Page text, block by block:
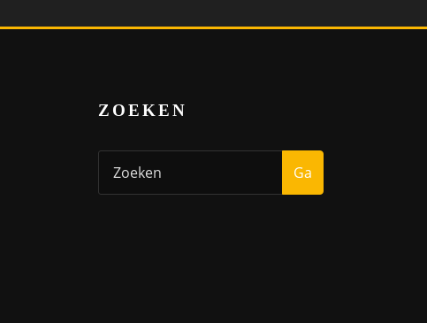
ZOEKEN
Ga